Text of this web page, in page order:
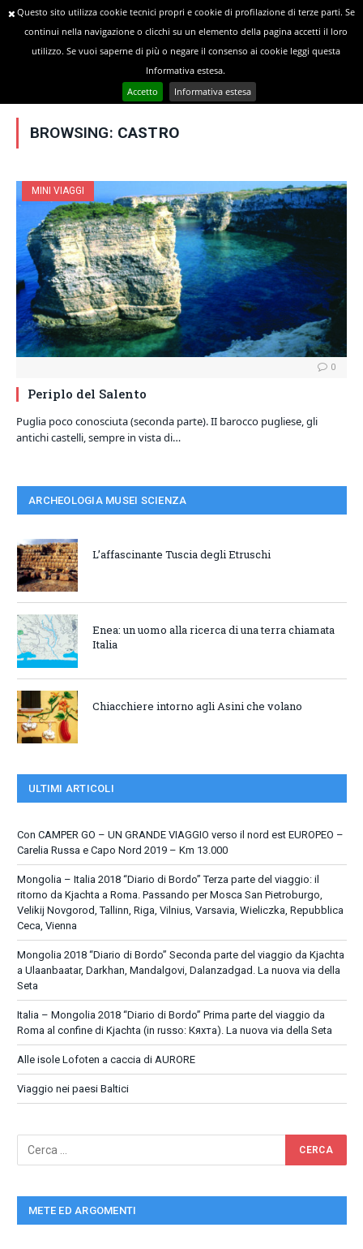
Posts Tagged "Castro"
BROWSING: CASTRO
MINI VIAGGI
0
Periplo del Salento
Puglia poco conosciuta (seconda parte). II barocco pugliese, gli
antichi castelli, sempre in vista di…
ARCHEOLOGIA MUSEI SCIENZA
L’affascinante Tuscia degli Etruschi
Enea: un uomo alla ricerca di una terra chiamata
Italia
Chiacchiere intorno agli Asini che volano
ULTIMI ARTICOLI
Con CAMPER GO – UN GRANDE VIAGGIO verso il nord est EUROPEO –
Carelia Russa e Capo Nord 2019 – Km 13.000
Mongolia – Italia 2018 “Diario di Bordo” Terza parte del viaggio: il
ritorno da Kjachta a Roma. Passando per Mosca San Pietroburgo,
Velikij Novgorod, Tallinn, Riga, Vilnius, Varsavia, Wieliczka, Repubblica
Ceca, Vienna
Mongolia 2018 “Diario di Bordo” Seconda parte del viaggio da Kjachta
a Ulaanbaatar, Darkhan, Mandalgovi, Dalanzadgad. La nuova via della
Seta
Italia – Mongolia 2018 “Diario di Bordo” Prima parte del viaggio da
Roma al confine di Kjachta (in russo: Кяхта). La nuova via della Seta
Alle isole Lofoten a caccia di AURORE
Viaggio nei paesi Baltici
METE ED ARGOMENTI
Questo sito utilizza cookie tecnici propri e cookie di profilazione di terze parti. Se
continui nella navigazione o clicchi su un elemento della pagina accetti il loro
utilizzo. Se vuoi saperne di più o negare il consenso ai cookie leggi questa
Informativa estesa.
Accetto
Informativa estesa